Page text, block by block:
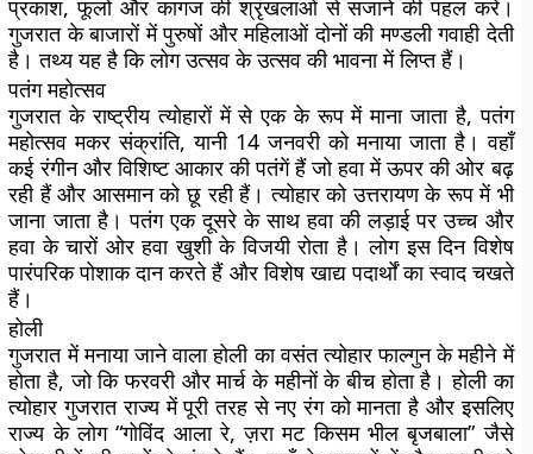
प्रकाश, फूलों और कागज की श्रृंखलाओं से सजाने की पहल करें।
गुजरात के बाजारों में पुरुषों और महिलाओं दोनों की मण्डली गवाही देती
है। तथ्य यह है कि लोग उत्सव के उत्सव की भावना में लिप्त हैं।
पतंग महोत्सव
गुजरात के राष्ट्रीय त्योहारों में से एक के रूप में माना जाता है, पतंग
महोत्सव मकर संक्रांति, यानी 14 जनवरी को मनाया जाता है। वहाँ
कई रंगीन और विशिष्ट आकार की पतंगें हैं जो हवा में ऊपर की ओर बढ़
रही हैं और आसमान को छू रही हैं। त्योहार को उत्तरायण के रूप में भी
जाना जाता है। पतंग एक दूसरे के साथ हवा की लड़ाई पर उच्च और
हवा के चारों ओर हवा खुशी के विजयी रोता है। लोग इस दिन विशेष
पारंपरिक पोशाक दान करते हैं और विशेष खाद्य पदार्थों का स्वाद चखते
हैं।
होली
गुजरात में मनाया जाने वाला होली का वसंत त्योहार फाल्गुन के महीने में
होता है, जो कि फरवरी और मार्च के महीनों के बीच होता है। होली का
त्योहार गुजरात राज्य में पूरी तरह से नए रंग को मानता है और इसलिए
राज्य के लोग “गोविंद आला रे, ज़रा मट किसम भील बृजबाला” जैसे